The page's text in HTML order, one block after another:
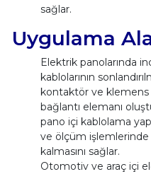
sağlar.
Uygulama
Elektrik panolarında
kablolarının
kontaktör ve klemens
bağlantı elemanı
pano içi kablolama
ve ölçüm işlemlerinde
kalmasını sağlar.
Otomotiv ve araç içi